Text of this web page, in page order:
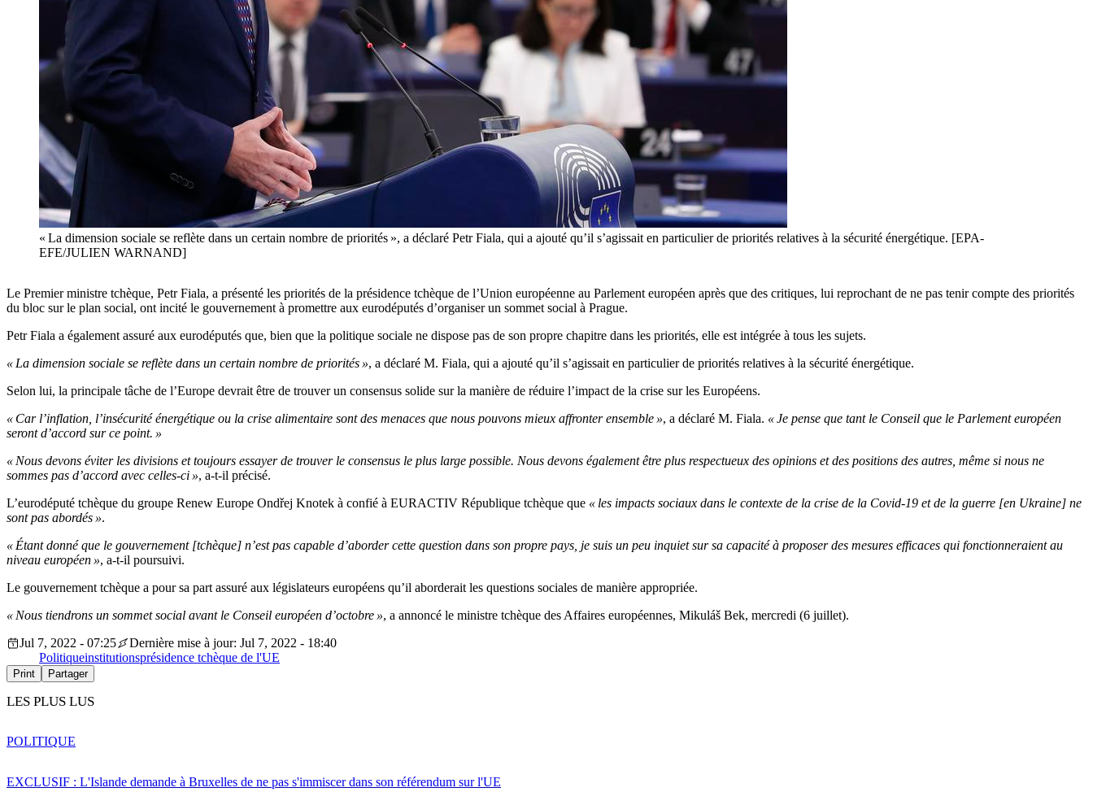
« La dimension sociale se reflète dans un certain nombre de priorités », a déclaré Petr Fiala, qui a ajouté qu’il s’agissait en particulier de priorités relatives à la sécurité énergétique. [EPA-
EFE/JULIEN WARNAND]
Le Premier ministre tchèque, Petr Fiala, a présenté les priorités de la présidence tchèque de l’Union européenne au Parlement européen après que des critiques, lui reprochant de ne pas tenir compte des priorités
du bloc sur le plan social, ont incité le gouvernement à promettre aux eurodéputés d’organiser un sommet social à Prague.
Petr Fiala a également assuré aux eurodéputés que, bien que la politique sociale ne dispose pas de son propre chapitre dans les priorités, elle est intégrée à tous les sujets.
« La dimension sociale se reflète dans un certain nombre de priorités », a déclaré M. Fiala, qui a ajouté qu’il s’agissait en particulier de priorités relatives à la sécurité énergétique.
Selon lui, la principale tâche de l’Europe devrait être de trouver un consensus solide sur la manière de réduire l’impact de la crise sur les Européens.
« Car l’inflation, l’insécurité énergétique ou la crise alimentaire sont des menaces que nous pouvons mieux affronter ensemble », a déclaré M. Fiala. « Je pense que tant le Conseil que le Parlement européen
seront d’accord sur ce point. »
« Nous devons éviter les divisions et toujours essayer de trouver le consensus le plus large possible. Nous devons également être plus respectueux des opinions et des positions des autres, même si nous ne
sommes pas d’accord avec celles-ci », a-t-il précisé.
L’eurodéputé tchèque du groupe Renew Europe Ondřej Knotek à confié à EURACTIV République tchèque que « les impacts sociaux dans le contexte de la crise de la Covid-19 et de la guerre [en Ukraine] ne
sont pas abordés ».
« Étant donné que le gouvernement [tchèque] n’est pas capable d’aborder cette question dans son propre pays, je suis un peu inquiet sur sa capacité à proposer des mesures efficaces qui fonctionneraient au
niveau européen », a-t-il poursuivi.
Le gouvernement tchèque a pour sa part assuré aux législateurs européens qu’il aborderait les questions sociales de manière appropriée.
« Nous tiendrons un sommet social avant le Conseil européen d’octobre », a annoncé le ministre tchèque des Affaires européennes, Mikuláš Bek, mercredi (6 juillet).
Jul 7, 2022 - 07:25
Dernière mise à jour: Jul 7, 2022 - 18:40
Politiqueinstitutionsprésidence tchèque de l'UE
Print Partager
LES PLUS LUS
EXCLUSIF : L'Islande demande à Bruxelles de ne pas s'immiscer dans son référendum sur l'UE
POLITIQUE